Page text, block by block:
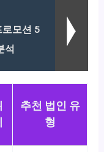
로모션 5
석
추천 법인 유
형